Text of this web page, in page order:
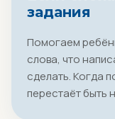
задания
Помогаем
слова, что
сделать. Когда
перестаёт быть